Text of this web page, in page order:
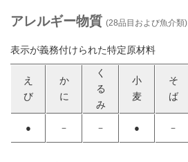
アレルギー物質 (28品目および魚介類)
表示が義務付けられた特定原材料
え
び
か
に
く
る
み
小
麦
そ
ば
● － － ● －